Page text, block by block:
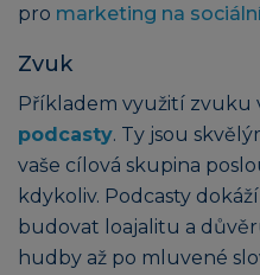
pro marketing na
Zvuk
Příkladem využití zvuku
podcasty. Ty jsou
vaše cílová skupina
kdykoliv. Podcasty
budovat loajalitu a
hudby až po mluvené